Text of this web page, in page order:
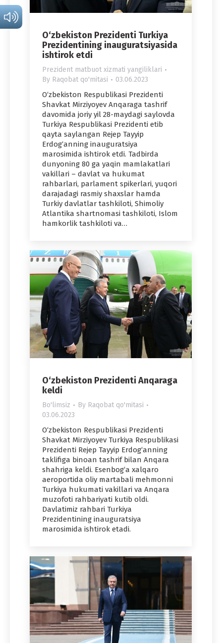
O‘zbekiston Prezidenti Turkiya
Prezidentining inauguratsiyasida
ishtirok etdi
Prezident matbuot xizmati yangiliklari
By Raqobat qo'mitasi 03.06.2023
O‘zbekiston Respublikasi Prezidenti
Shavkat Mirziyoyev Anqaraga tashrif
davomida joriy yil 28-maydagi saylovda
Turkiya Respublikasi Prezidenti etib
qayta saylangan Rejep Tayyip
Erdog‘anning inauguratsiya
marosimida ishtirok etdi. Tadbirda
dunyoning 80 ga yaqin mamlakatlari
vakillari – davlat va hukumat
rahbarlari, parlament spikerlari, yuqori
darajadagi rasmiy shaxslar hamda
Turkiy davlatlar tashkiloti, Shimoliy
Atlantika shartnomasi tashkiloti, Islom
hamkorlik tashkiloti va…
O‘zbekiston Prezidenti Anqaraga
keldi
Bo'limsiz By Raqobat qo'mitasi
03.06.2023
O‘zbekiston Respublikasi Prezidenti
Shavkat Mirziyoyev Turkiya Respublikasi
Prezidenti Rejep Tayyip Erdog‘anning
taklifiga binoan tashrif bilan Anqara
shahriga keldi. Esenbog‘a xalqaro
aeroportida oliy martabali mehmonni
Turkiya hukumati vakillari va Anqara
muzofoti rahbariyati kutib oldi.
Davlatimiz rahbari Turkiya
Prezidentining inauguratsiya
marosimida ishtirok etadi.